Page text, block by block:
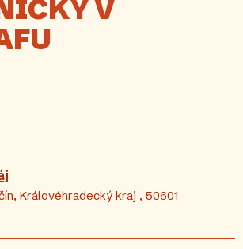
V
Královéhradecký kraj , 50601